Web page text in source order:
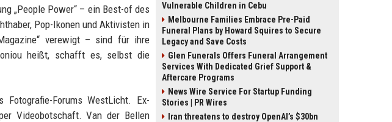
„People Power“ – ein Best-of des
Pop-Ikonen und Aktivisten in
verewigt – sind für ihre
heißt, schafft es, selbst die
Forums WestLicht. Ex-
Videobotschaft. Van der Bellen
Vulnerable Children in Cebu
Melbourne Families Embrace Pre-Paid
Funeral Plans by Howard Squires to Secure
Legacy and Save Costs
Glen Funerals Offers Funeral Arrangement
Services With Dedicated Grief Support &
Aftercare Programs
News Wire Service For Startup Funding
Stories | PR Wires
Iran threatens to destroy OpenAI’s $30bn